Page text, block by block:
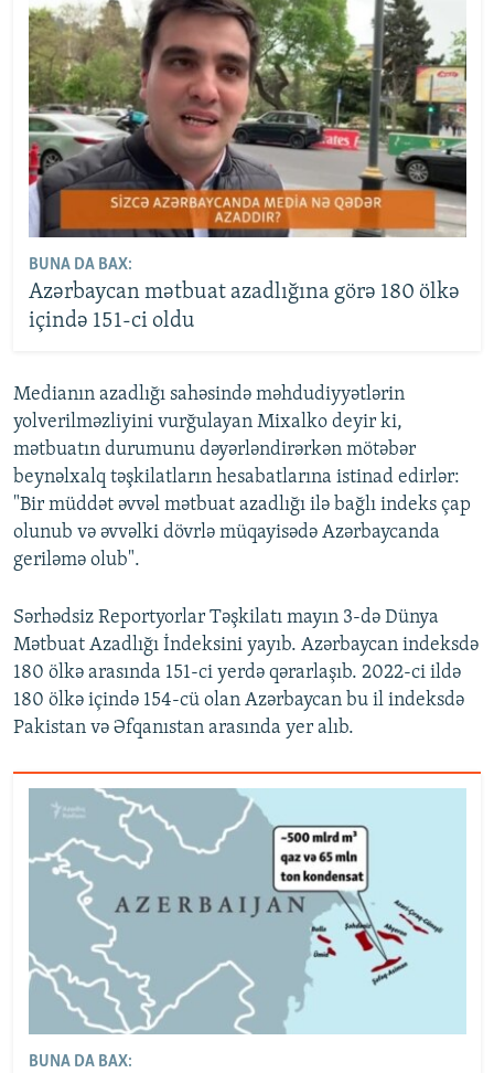
BUNA DA BAX:
Azərbaycan mətbuat azadlığına görə 180 ölkə
içində 151-ci oldu
Medianın azadlığı sahəsində məhdudiyyətlərin
yolverilməzliyini vurğulayan Mixalko deyir ki,
mətbuatın durumunu dəyərləndirərkən mötəbər
beynəlxalq təşkilatların hesabatlarına istinad edirlər:
"Bir müddət əvvəl mətbuat azadlığı ilə bağlı indeks çap
olunub və əvvəlki dövrlə müqayisədə Azərbaycanda
geriləmə olub".
Sərhədsiz Reportyorlar Təşkilatı mayın 3-də Dünya
Mətbuat Azadlığı İndeksini yayıb. Azərbaycan indeksdə
180 ölkə arasında 151-ci yerdə qərarlaşıb. 2022-ci ildə
180 ölkə içində 154-cü olan Azərbaycan bu il indeksdə
Pakistan və Əfqanıstan arasında yer alıb.
BUNA DA BAX: